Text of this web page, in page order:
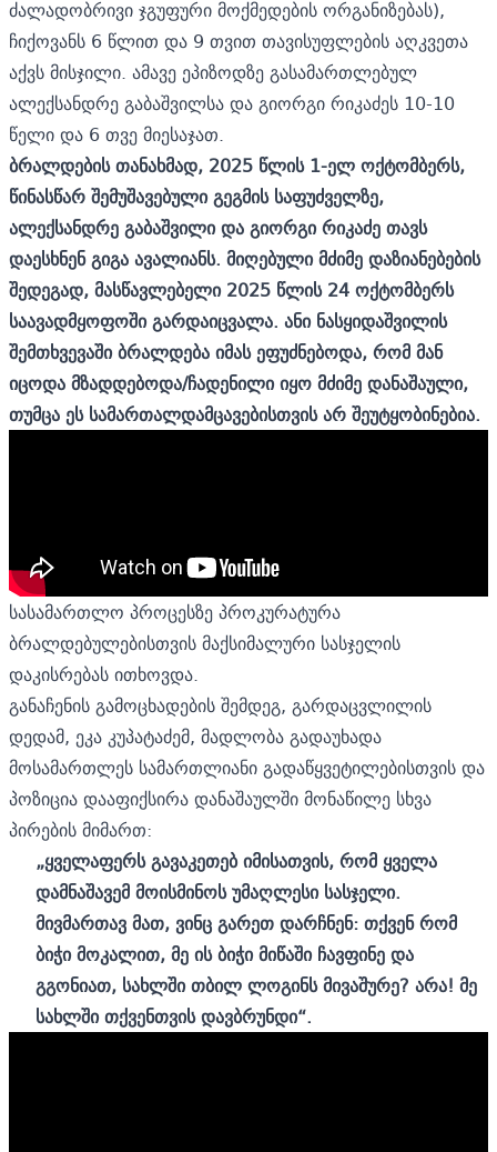
ძალადობრივი ჯგუფური მოქმედების ორგანიზებას),
ჩიქოვანს 6 წლით და 9 თვით თავისუფლების აღკვეთა
აქვს მისჯილი. ამავე ეპიზოდზე გასამართლებულ
ალექსანდრე გაბაშვილსა და გიორგი რიკაძეს 10-10
წელი და 6 თვე მიესაჯათ.
ბრალდების თანახმად, 2025 წლის 1-ელ ოქტომბერს,
წინასწარ შემუშავებული გეგმის საფუძველზე,
ალექსანდრე გაბაშვილი და გიორგი რიკაძე თავს
დაესხნენ გიგა ავალიანს. მიღებული მძიმე დაზიანებების
შედეგად, მასწავლებელი 2025 წლის 24 ოქტომბერს
საავადმყოფოში გარდაიცვალა. ანი ნასყიდაშვილის
შემთხვევაში ბრალდება იმას ეფუძნებოდა, რომ მან
იცოდა მზადდებოდა/ჩადენილი იყო მძიმე დანაშაული,
თუმცა ეს სამართალდამცავებისთვის არ შეუტყობინებია.
სასამართლო პროცესზე პროკურატურა
ბრალდებულებისთვის მაქსიმალური სასჯელის
დაკისრებას ითხოვდა.
განაჩენის გამოცხადების შემდეგ, გარდაცვლილის
დედამ, ეკა კუპატაძემ, მადლობა გადაუხადა
მოსამართლეს სამართლიანი გადაწყვეტილებისთვის და
პოზიცია დააფიქსირა დანაშაულში მონაწილე სხვა
პირების მიმართ:
„ყველაფერს გავაკეთებ იმისათვის, რომ ყველა
დამნაშავემ მოისმინოს უმაღლესი სასჯელი.
მივმართავ მათ, ვინც გარეთ დარჩნენ: თქვენ რომ
ბიჭი მოკალით, მე ის ბიჭი მიწაში ჩავფინე და
გგონიათ, სახლში თბილ ლოგინს მივაშურე? არა! მე
სახლში თქვენთვის დავბრუნდი“.